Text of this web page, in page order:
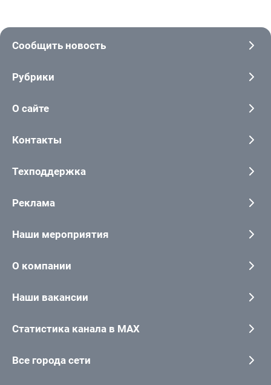
Сообщить новость
Рубрики
О сайте
Контакты
Техподдержка
Реклама
Наши мероприятия
О компании
Наши вакансии
Статистика канала в MAX
Все города сети